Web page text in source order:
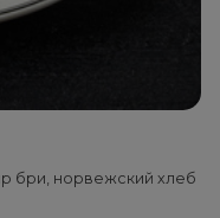
бри, норвежский хлеб